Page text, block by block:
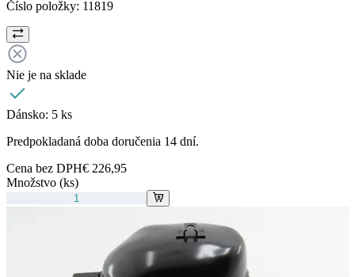
Číslo položky: 11819
Nie je na sklade
Dánsko: 5 ks
Predpokladaná doba doručenia 14 dní.
Cena bez DPH€ 226,95
Množstvo (ks)